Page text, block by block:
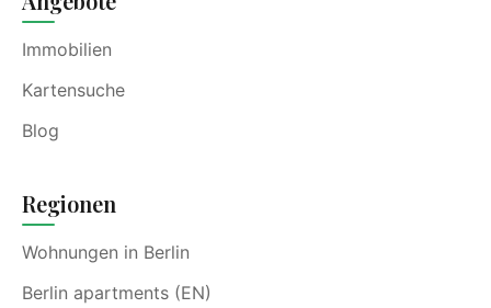
Immobilien
Kartensuche
Blog
Regionen
Wohnungen in Berlin
Berlin apartments (EN)